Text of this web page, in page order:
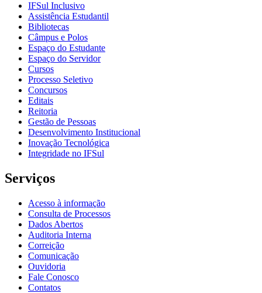
IFSul Inclusivo
Assistência Estudantil
Bibliotecas
Câmpus e Polos
Espaço do Estudante
Espaço do Servidor
Cursos
Processo Seletivo
Concursos
Editais
Reitoria
Gestão de Pessoas
Desenvolvimento Institucional
Inovação Tecnológica
Integridade no IFSul
Serviços
Acesso à informação
Consulta de Processos
Dados Abertos
Auditoria Interna
Correição
Comunicação
Ouvidoria
Fale Conosco
Contatos